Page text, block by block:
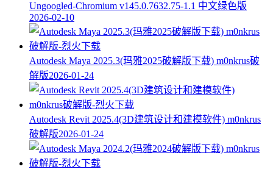
Ungoogled-Chromium v145.0.7632.75-1.1 中文绿色版
2026-02-10
Autodesk Maya 2025.3(玛雅2025破解版下载) m0nkrus破
解版2026-01-24
Autodesk Revit 2025.4(3D建筑设计和建模软件) m0nkrus
破解版2026-01-24